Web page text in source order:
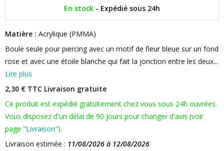
En stock - Expédié sous 24h
Matière : Acrylique (PMMA)
Boule seule pour piercing avec un motif de fleur bleue sur un fond
rose et avec une étoile blanche qui fait la jonction entre les deux...
Lire plus
2,30 € TTC Livraison gratuite
Ce produit est expédié gratuitement chez vous sous 24h ouvrées.
Vous disposez d'un délai de 90 jours pour changer d'avis (voir
page "Livraison").
Livraison estimée : 11/08/2026 à 12/08/2026